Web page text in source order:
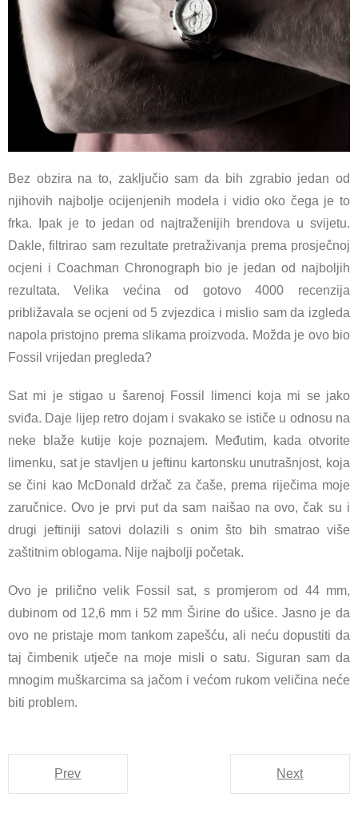
Bez obzira na to, zaključio sam da bih zgrabio jedan od
njihovih najbolje ocijenjenih modela i vidio oko čega je to
frka. Ipak je to jedan od najtraženijih brendova u svijetu.
Dakle, filtrirao sam rezultate pretraživanja prema prosječnoj
ocjeni i Coachman Chronograph bio je jedan od najboljih
rezultata. Velika većina od gotovo 4000 recenzija
približavala se ocjeni od 5 zvjezdica i mislio sam da izgleda
napola pristojno prema slikama proizvoda. Možda je ovo bio
Fossil vrijedan pregleda?
Sat mi je stigao u šarenoj Fossil limenci koja mi se jako
sviđa. Daje lijep retro dojam i svakako se ističe u odnosu na
neke blaže kutije koje poznajem. Međutim, kada otvorite
limenku, sat je stavljen u jeftinu kartonsku unutrašnjost, koja
se čini kao McDonald držač za čaše, prema riječima moje
zaručnice. Ovo je prvi put da sam naišao na ovo, čak su i
drugi jeftiniji satovi dolazili s onim što bih smatrao više
zaštitnim oblogama. Nije najbolji početak.
Ovo je prilično velik Fossil sat, s promjerom od 44 mm,
dubinom od 12,6 mm i 52 mm Širine do ušice. Jasno je da
ovo ne pristaje mom tankom zapešću, ali neću dopustiti da
taj čimbenik utječe na moje misli o satu. Siguran sam da
mnogim muškarcima sa jačom i većom rukom veličina neće
biti problem.
Prev Next